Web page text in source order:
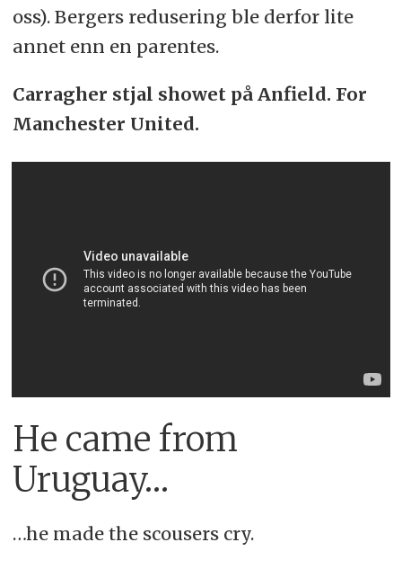
oss). Bergers redusering ble derfor lite
annet enn en parentes.
Carragher stjal showet på Anfield. For
Manchester United.
He came from
Uruguay…
…he made the scousers cry.